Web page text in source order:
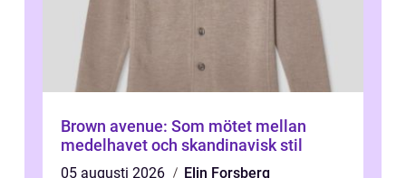
Brown avenue: Som mötet mellan
medelhavet och skandinavisk stil
05 augusti 2026
Elin Forsberg